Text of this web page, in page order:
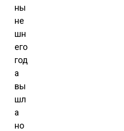
ны
не
шн
его
год
а
вы
шл
а
но